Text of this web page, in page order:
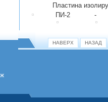
Пластина
ПИ-2
-
НАВЕРХ НАЗАД